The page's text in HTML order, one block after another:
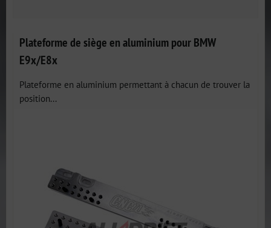
Plateforme de siège en aluminium pour BMW
E9x/E8x
Plateforme en aluminium permettant à chacun de trouver la
position...